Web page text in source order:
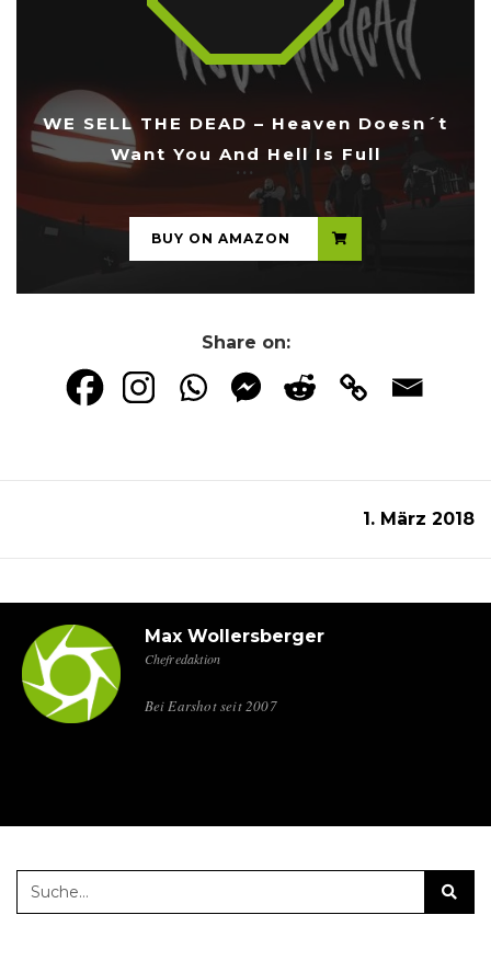
WE SELL THE DEAD – Heaven Doesn´t
Want You And Hell Is Full
...
BUY ON AMAZON
Share on:
1. März 2018
Max Wollersberger
Chefredaktion
Bei Earshot seit 2007